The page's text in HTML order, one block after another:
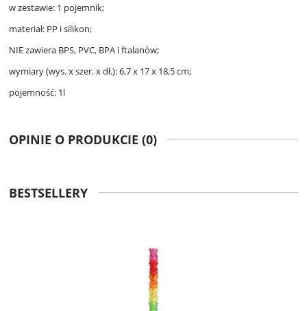
w zestawie: 1 pojemnik;
materiał: PP i silikon;
NIE zawiera BPS, PVC, BPA i ftalanów;
wymiary (wys. x szer. x dł.): 6,7 x 17 x 18,5 cm;
pojemność: 1l
OPINIE O PRODUKCIE (0)
BESTSELLERY